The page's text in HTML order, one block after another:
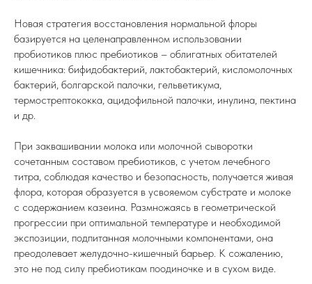
Новая стратегия восстановления нормальной флоры
базируется на целенаправленном использовании
пробиотиков плюс пребиотиков – облигатных обитателей
кишечника: бифидобактерий, лактобактерий, кисломолочных
бактерий, болгарской палочки, гельветикума,
термострептококка, ацидофильной палочки, инулина, пектина
и др.
При заквашивании молока или молочной сыворотки
сочетанным составом пребиотиков, с учетом лечебного
титра, соблюдая качество и безопасность, получается живая
флора, которая образуется в усвояемом субстрате и молоке
с содержанием казеина. Размножаясь в геометрической
прогрессии при оптимальной температуре и необходимой
экспозиции, подпитанная молочными компонентами, она
преодолевает желудочно-кишечный барьер. К сожалению,
это не под силу пребиотикам поодиночке и в сухом виде.